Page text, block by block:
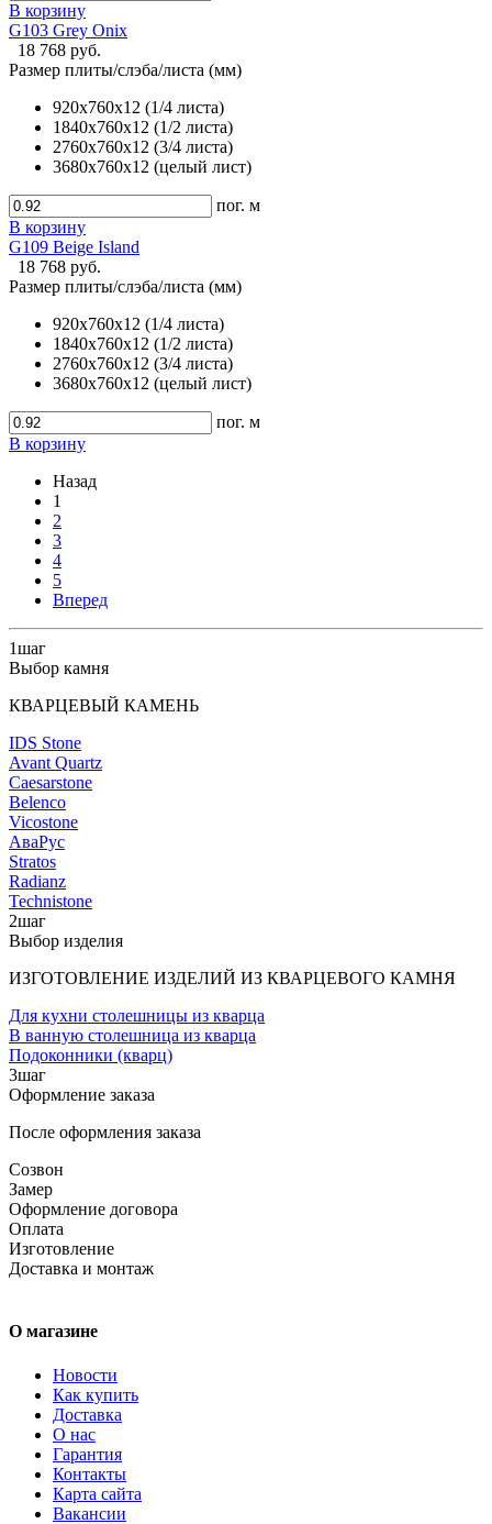
В корзину
G103 Grey Onix
18 768 руб.
Размер плиты/слэба/листа (мм)
920х760х12 (1/4 листа)
1840х760х12 (1/2 листа)
2760х760х12 (3/4 листа)
3680х760х12 (целый лист)
пог. м
В корзину
G109 Beige Island
18 768 руб.
Размер плиты/слэба/листа (мм)
920х760х12 (1/4 листа)
1840х760х12 (1/2 листа)
2760х760х12 (3/4 листа)
3680х760х12 (целый лист)
пог. м
В корзину
Назад
1
2
3
4
5
Вперед
1шаг
Выбор камня
КВАРЦЕВЫЙ КАМЕНЬ
IDS Stone
Avant Quartz
Caesarstone
Belenco
Vicostone
АваРус
Stratos
Radianz
Technistone
2шаг
Выбор изделия
ИЗГОТОВЛЕНИЕ ИЗДЕЛИЙ ИЗ КВАРЦЕВОГО КАМНЯ
Для кухни столешницы из кварца
В ванную столешница из кварца
Подоконники (кварц)
3шаг
Оформление заказа
После оформления заказа
Созвон
Замер
Оформление договора
Оплата
Изготовление
Доставка и монтаж
О магазине
Новости
Как купить
Доставка
О нас
Гарантия
Контакты
Карта сайта
Вакансии